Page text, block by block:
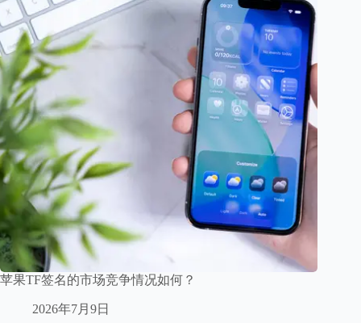
苹果TF签名的市场竞争情况如何？
2026年7月9日